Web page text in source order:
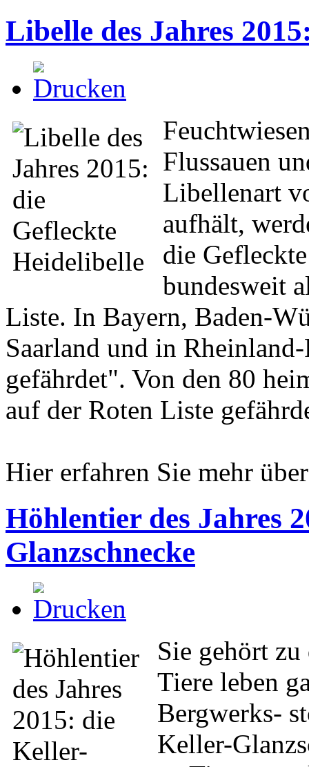
Libelle des Jahres
Flussauen
Libellenart
aufhält,
die
bundesweit
Liste. In Bayern, Baden-
Saarland und in
gefährdet". Von den 80
auf der Roten Liste
Hier erfahren Sie mehr
Höhlentier des Jahres
Glanzschnecke
Sie gehört
Tiere leben
Bergwerks-
Keller-